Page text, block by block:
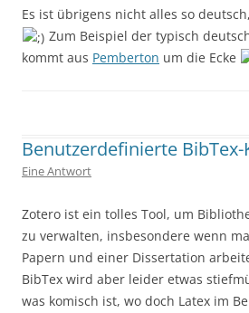
Es ist übrigens nicht alles so
Zum Beispiel der typisch
kommt aus Pemberton um die Ecke
Benutzerdefinierte
Eine Antwort
Zotero ist ein tolles Tool, um
zu verwalten, insbesondere wenn
Papern und einer Dissertation
BibTex wird aber leider etwas
was komisch ist, wo doch Latex im